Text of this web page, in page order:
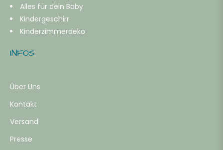
Alles für dein Baby
Kindergeschirr
Kinderzimmerdeko
INFOS
Über Uns
Kontakt
Versand
Presse